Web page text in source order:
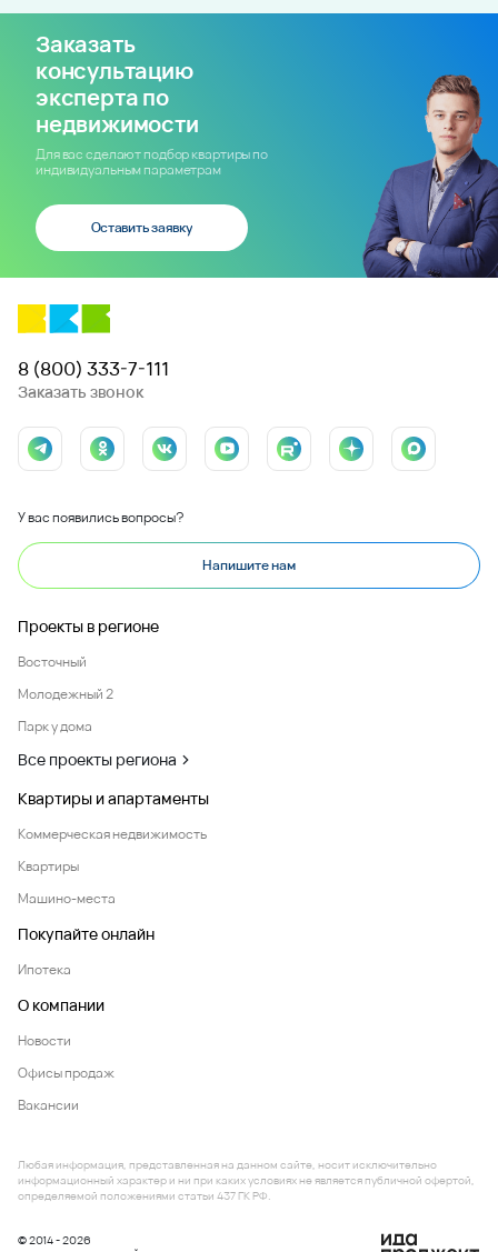
Заказать
консультацию
эксперта по
недвижимости
Для вас сделают подбор квартиры по
индивидуальным параметрам
Оставить заявку
8 (800) 333-7-111
Заказать звонок
У вас появились вопросы?
Напишите нам
Проекты в регионе
Восточный
Молодежный 2
Парк у дома
Все проекты региона
Квартиры и апартаменты
Коммерческая недвижимость
Квартиры
Машино-места
Покупайте онлайн
Ипотека
О компании
Новости
Офисы продаж
Вакансии
© 2014 - 2026
Любая информация, представленная на данном сайте, носит исключительно
информационный характер и ни при каких условиях не является публичной офертой,
определяемой положениями статьи 437 ГК РФ.